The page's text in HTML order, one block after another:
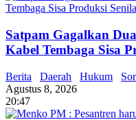
Satpam Gagalkan
Kabel Tembaga Sisa
Berita Daerah Hukum
Agustus 8, 2026
20:47